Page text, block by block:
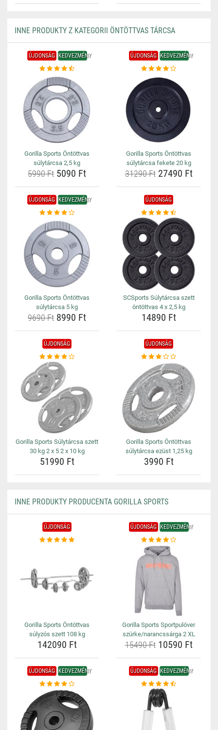
INNE PRODUKTY Z KATEGORII ÖNTÖTTVAS TÁRCSA
ÚJDONSÁG KEDVEZMÉNY
Gorilla Sports Öntöttvas
súlytárcsa 2,5 kg
5990 Ft 5090 Ft
ÚJDONSÁG KEDVEZMÉNY
Gorilla Sports Öntöttvas
súlytárcsa fekete 20 kg
31290 Ft27490 Ft
ÚJDONSÁG KEDVEZMÉNY
Gorilla Sports Öntöttvas
súlytárcsa 5 kg
9690 Ft 8990 Ft
ÚJDONSÁG
SCSports Súlytárcsa szett
öntöttvas 4 x 2,5 kg
14890 Ft
ÚJDONSÁG
Gorilla Sports Súlytárcsa szett
30 kg 2 x 5 2 x 10 kg
51990 Ft
ÚJDONSÁG
Gorilla Sports Öntöttvas
súlytárcsa ezüst 1,25 kg
3990 Ft
INNE PRODUKTY PRODUCENTA GORILLA SPORTS
ÚJDONSÁG
Gorilla Sports Öntöttvas
súlyzós szett 108 kg
142090 Ft
ÚJDONSÁG KEDVEZMÉNY
Gorilla Sports Sportpulóver
szürke/narancssárga 2 XL
15490 Ft10590 Ft
ÚJDONSÁG KEDVEZMÉNY ÚJDONSÁG KEDVEZMÉNY